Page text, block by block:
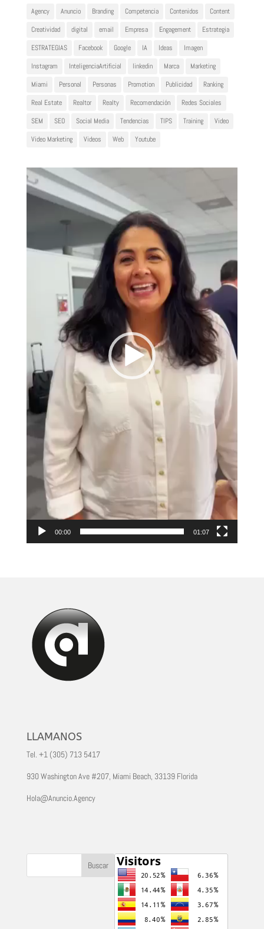
Agency Anuncio Branding Competencia Contenidos
Content
Creatividad
digital email Empresa Engagement
Estrategia
ESTRATEGIAS
Facebook Google IA Ideas
Imagen
Instagram
InteligenciaArtificial linkedin Marca
Marketing
Miami
Personal Personas Promotion Publicidad
Ranking
Real Estate
Realtor Realty Recomendación
Redes Sociales
SEM
SEO Social Media Tendencias TIPS Training
Video
Video Marketing
Videos Web Youtube
Reproductor
de
vídeo
00:00 01:07
LLAMANOS
Tel. +1 (305) 713 5417
930 Washington Ave #207, Miami Beach, 33139 Florida
Hola@Anuncio.Agency